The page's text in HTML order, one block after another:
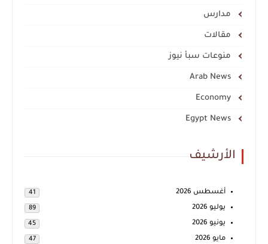
مدارس
مقالات
منوعات سبأ نيوز
Arab News
Economy
Egypt News
الأرشيف
أغسطس 2026 41
يوليو 2026 89
يونيو 2026 45
مايو 2026 47